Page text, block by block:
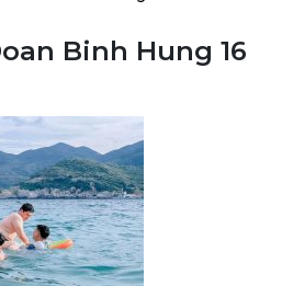
Binh Hung 16